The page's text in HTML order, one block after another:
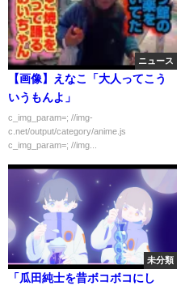
ニュース
【画像】えなこ「大人ってこう
いうもんよ」
c_img_param=; //img-
c.net/output/category/anime.js
c_img_param=; //img...
未分類
「瓜田純士を昔ボコボコにし